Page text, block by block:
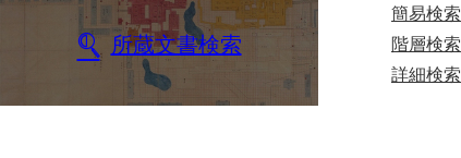
所蔵文書検索
簡易検索
階層検索
詳細検索